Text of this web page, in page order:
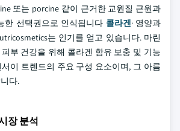
또는 porcine 같이 근거한 교원질 근원과
한 선택권으로 인식됩니다 콜라겐· 영양과
는 인기를 얻고 있습니다. 마린
부 건강을 위해 콜라겐 함유 보충 및 기능
이 트렌드의 주요 구성 요소이며, 그 아름
다.
장 분석